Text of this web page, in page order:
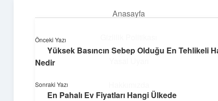
Anasayfa
Teknoloji ve İlham
Önceki Yazı
Yüksek Basıncın Sebep Olduğu En Tehlikeli
Nedir
Sonraki Yazı
En Pahalı Ev Fiyatları Hangi Ülkede